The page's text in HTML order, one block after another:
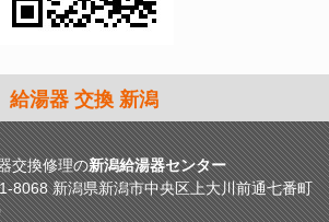
給湯器 交換 新潟
交換修理の新潟給湯器センター
8068 新潟県新潟市中央区上大川前通七番町